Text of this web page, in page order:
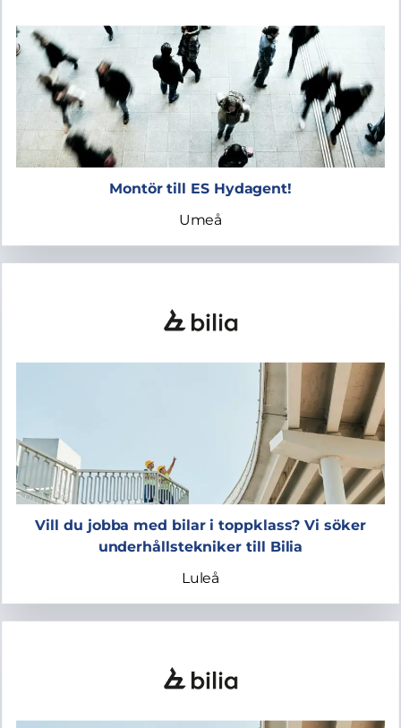
Montör till ES Hydagent!
Umeå
Vill du jobba med bilar i toppklass? Vi söker
underhållstekniker till Bilia
Luleå